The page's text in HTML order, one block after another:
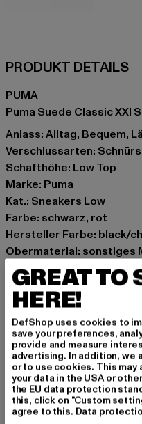
PRODUKT DETAILS
PUMA
Puma Suede Classic XXI
Anlass: Alltag, Bequem,
Verschlussarten:
Schafthöhe: Low Top
Marke: Puma
Kat.: Sneakers Low
Farbe: schwarz, rot
Hersteller Farbe: black/
Obermaterial: sonstiges
Innenfutter: Textil
Art.Nr: 374915-07511
Hersteller: PUMA Europe
PUMA Way 1 | 91074
GRÖSSE &
LIEFERUNG &
GREAT TO
HERE!
DefShop uses cookies to
save your preferences,
provide and measure
advertising. In addition, we
or to use cookies. This
your data in the USA or
the EU data protection
this, click on "Custom
agree to this. Data